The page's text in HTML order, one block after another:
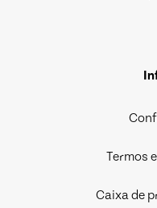
Termos
Caixa de